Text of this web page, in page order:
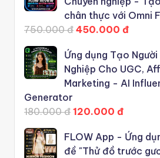
chân thực với Omni
750.000 đ 450.000 đ
Ứng dụng Tạo Người
Nghiệp Cho UGC,
Marketing - AI
Generator
180.000 đ 120.000 đ
FLOW App - Ứng
đề "Thử đồ trước